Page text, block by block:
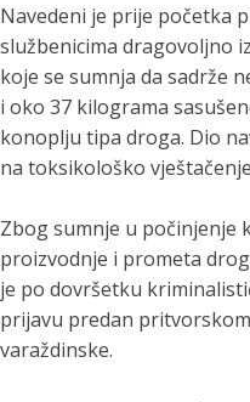
Navedeni je prije početka
službenicima dragovoljno
koje se sumnja da sadrže
i oko 37 kilograma
konoplju tipa droga. Dio
na toksikološko
Zbog sumnje u počinjenje
proizvodnje i prometa
je po dovršetku
prijavu predan
varaždinske.